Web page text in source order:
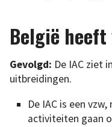
België
Gevolgd: De IAC ziet
uitbreidingen.
De IAC is een
activiteiten gaan